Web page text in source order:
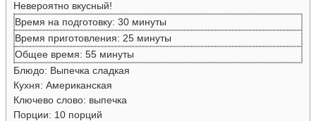
Невероятно вкусный!
Время на подготовку: 30минуты
минуты
Время приготовления: 25минуты
минуты
Общее время: 55минуты
минуты
Блюдо: Выпечка сладкая
Кухня: Американская
Ключево слово: выпечка
Порции: 10 порций